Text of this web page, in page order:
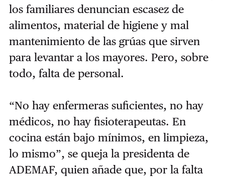
los familiares denuncian escasez de
alimentos, material de higiene y mal
mantenimiento de las grúas que sirven
para levantar a los mayores. Pero, sobre
todo, falta de personal.
“No hay enfermeras suficientes, no hay
médicos, no hay fisioterapeutas. En
cocina están bajo mínimos, en limpieza,
lo mismo”, se queja la presidenta de
ADEMAF, quien añade que, por la falta